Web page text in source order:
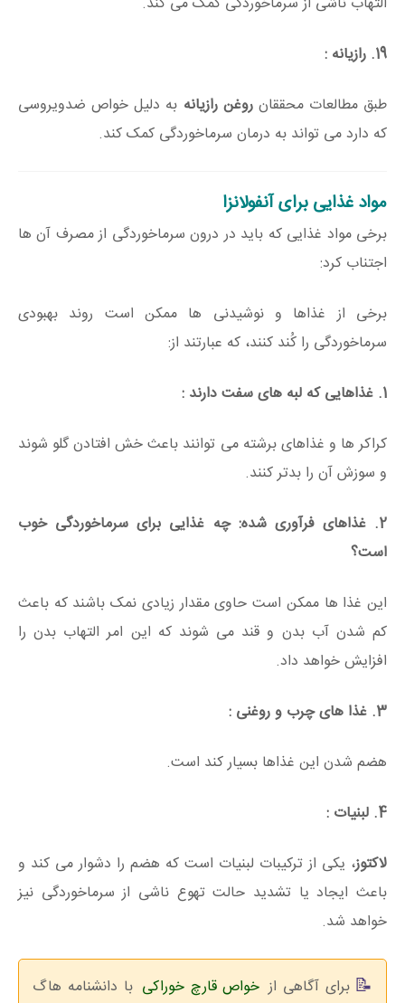
19. رازیانه :
طبق مطالعات محققانروغن رازیانه به دلیل خواص ضدویروسی
که دارد می تواند به درمان سرماخوردگی کمک کند.
مواد غذایی برای آنفولانزا
برخی مواد غذایی که باید در درون سرماخوردگی از مصرف آن ها
اجتناب کرد:
برخی از غذاها و نوشیدنی ها ممکن است روند بهبودی
سرماخوردگی را کُند کنند، که عبارتند از:
1. غذاهایی که لبه های سفت دارند :
کراکر ها و غذاهای برشته می توانند باعث خش افتادن گلو شوند
و سوزش آن را بدتر کنند.
2. غذاهای فرآوری شده: چه غذایی برای سرماخوردگی خوب
است؟
این غذا ها ممکن است حاوی مقدار زیادی نمک باشند که باعث
کم شدن آب بدن و قند می شوند که این امر التهاب بدن را
افزایش خواهد داد.
3. غذا های چرب و روغنی :
هضم شدن این غذاها بسیار کند است.
4. لبنیات :
لاکتوز، یکی از ترکیبات لبنیات است که هضم را دشوار می کند و
باعث ایجاد یا تشدید حالت تهوع ناشی از سرماخوردگی نیز
خواهد شد.
برای آگاهی از خواص قارچ خوراکی با دانشنامه هاگ